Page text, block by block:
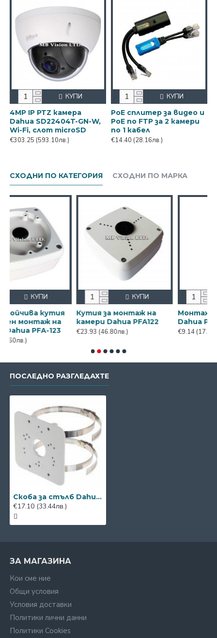
4MP IP PTZ камера
Dahua SD22404T-GN-W,
Wi-Fi, слот microSD
€303.25 (593.10лв.)
КУПИ
PoE сплитер за видео и
PoE по FTP за 2 камери
по 1 кабел
€14.40 (28.16лв.)
КУПИ
СХОДНИ ПО КАТЕГОРИЯ СХОДНИ ПО МАРКА
Монтажен адаптер
Dahua PFA110
€9.14(17.88лв.)
КУПИ
Монтажна кутия
PFA120
€20.52
КУПИ
ПОСЛЕДНО РАЗГЛЕДАХТЕ
Скоба за стълб Dahua PFA152-E
€17.10 (33.44лв.)
ЗА МАГАЗИНА
Кои сме ние
Общи условия
Условия доставки
Политики лични данни
Политики Cookies